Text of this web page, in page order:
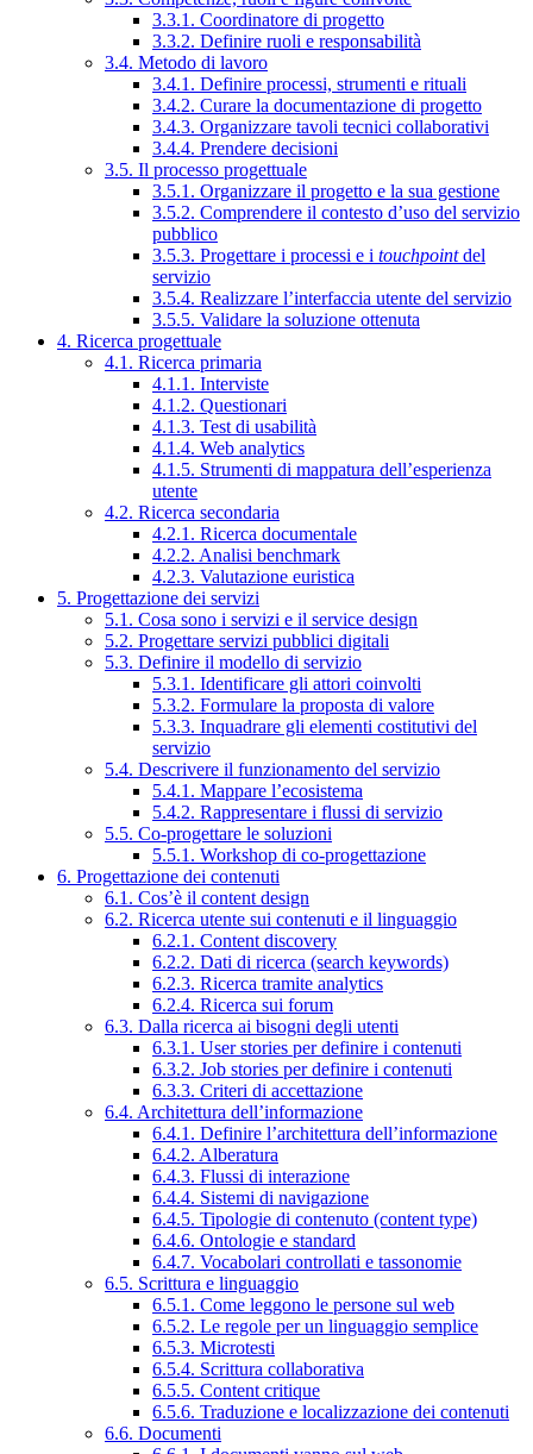
3.3.1. Coordinatore di progetto
3.3.2. Definire ruoli e responsabilità
3.4. Metodo di lavoro
3.4.1. Definire processi, strumenti e rituali
3.4.2. Curare la documentazione di progetto
3.4.3. Organizzare tavoli tecnici collaborativi
3.4.4. Prendere decisioni
3.5. Il processo progettuale
3.5.1. Organizzare il progetto e la sua gestione
3.5.2. Comprendere il contesto d’uso del servizio
pubblico
3.5.3. Progettare i processi e i touchpointdel
servizio
3.5.4. Realizzare l’interfaccia utente del servizio
3.5.5. Validare la soluzione ottenuta
4. Ricerca progettuale
4.1. Ricerca primaria
4.1.1. Interviste
4.1.2. Questionari
4.1.3. Test di usabilità
4.1.4. Web analytics
4.1.5. Strumenti di mappatura dell’esperienza
utente
4.2. Ricerca secondaria
4.2.1. Ricerca documentale
4.2.2. Analisi benchmark
4.2.3. Valutazione euristica
5. Progettazione dei servizi
5.1. Cosa sono i servizi e il service design
5.2. Progettare servizi pubblici digitali
5.3. Definire il modello di servizio
5.3.1. Identificare gli attori coinvolti
5.3.2. Formulare la proposta di valore
5.3.3. Inquadrare gli elementi costitutivi del
servizio
5.4. Descrivere il funzionamento del servizio
5.4.1. Mappare l’ecosistema
5.4.2. Rappresentare i flussi di servizio
5.5. Co-progettare le soluzioni
5.5.1. Workshop di co-progettazione
6. Progettazione dei contenuti
6.1. Cos’è il content design
6.2. Ricerca utente sui contenuti e il linguaggio
6.2.1. Content discovery
6.2.2. Dati di ricerca (search keywords)
6.2.3. Ricerca tramite analytics
6.2.4. Ricerca sui forum
6.3. Dalla ricerca ai bisogni degli utenti
6.3.1. User stories per definire i contenuti
6.3.2. Job stories per definire i contenuti
6.3.3. Criteri di accettazione
6.4. Architettura dell’informazione
6.4.1. Definire l’architettura dell’informazione
6.4.2. Alberatura
6.4.3. Flussi di interazione
6.4.4. Sistemi di navigazione
6.4.5. Tipologie di contenuto (content type)
6.4.6. Ontologie e standard
6.4.7. Vocabolari controllati e tassonomie
6.5. Scrittura e linguaggio
6.5.1. Come leggono le persone sul web
6.5.2. Le regole per un linguaggio semplice
6.5.3. Microtesti
6.5.4. Scrittura collaborativa
6.5.5. Content critique
6.5.6. Traduzione e localizzazione dei contenuti
6.6. Documenti